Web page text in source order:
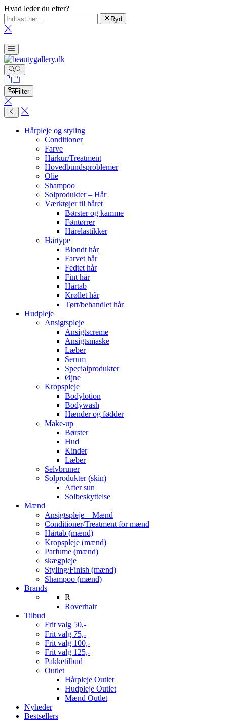
Hvad leder du efter?
Ryd
Filter
Hårpleje og styling
Conditioner
Farve
Hårkur/Treatment
Hovedbundsproblemer
Olie
Shampoo
Solprodukter – Hår
Værktøjer til håret
Børster og kamme
Føntørrer
Hårelastikker
Hårtype
Blondt hår
Farvet hår
Fedtet hår
Fint hår
Hårtab
Krøllet hår
Tørt/behandlet hår
Hudpleje
Ansigtspleje
Ansigtscreme
Ansigtsmaske
Læber
Serum
Specialprodukter
Øjne
Kropspleje
Bodylotion
Bodywash
Hænder og fødder
Make-up
Børster
Hud
Kinder
Læber
Selvbruner
Solprodukter (skin)
After sun
Solbeskyttelse
Mænd
Ansigtspleje – Mænd
Conditioner/Treatment for mænd
Hårtab (mænd)
Kropspleje (mænd)
Parfume (mænd)
skægpleje
Styling/Finish (mænd)
Shampoo (mænd)
Brands
R
Roverhair
Tilbud
Frit valg 50,-
Frit valg 75,-
Frit valg 100,-
Frit valg 125,-
Pakketilbud
Outlet
Hårpleje Outlet
Hudpleje Outlet
Mænd Outlet
Nyheder
Bestsellers